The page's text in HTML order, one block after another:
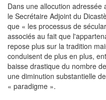
Dans une allocution adressée
le Secrétaire Adjoint du
que « les processus de
associés au fait que
repose plus sur la tradition
conduisent de plus en plus,
baisse drastique du nombre
une diminution substantielle
« paradigme ».